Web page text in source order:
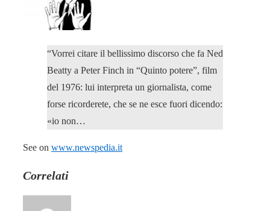
“Vorrei citare il bellissimo discorso che fa Ned
Beatty a Peter Finch in “Quinto potere”, film
del 1976: lui interpreta un giornalista, come
forse ricorderete, che se ne esce fuori dicendo:
«io non…
See on www.newspedia.it
Correlati